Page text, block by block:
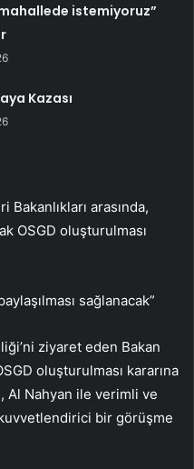
istemiyoruz”
Kazası
arasında,
OSGD oluşturulması
sağlanacak”
ziyaret eden Bakan
oluşturulması kararına
Al Nahyan ile verimli ve
bir görüşme